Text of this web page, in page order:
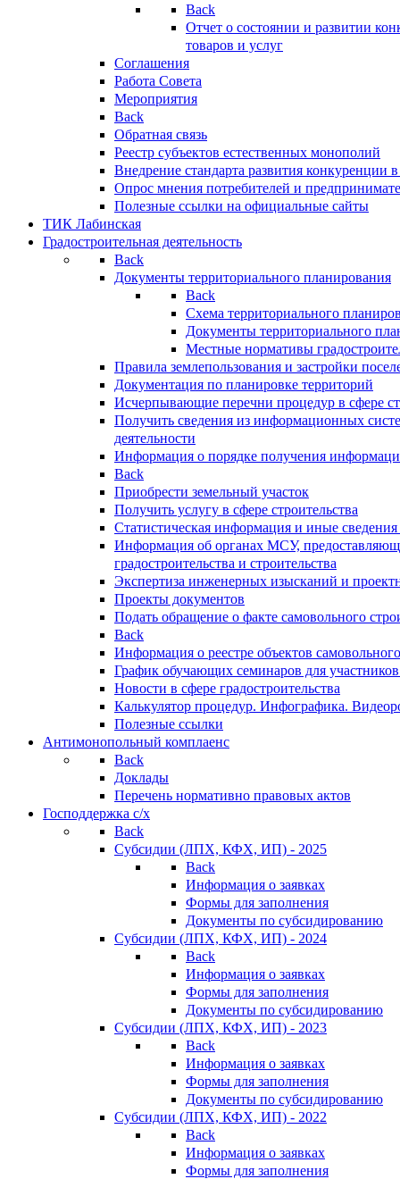
Back
Отчет о состоянии и развитии
товаров и услуг
Соглашения
Работа Совета
Мероприятия
Back
Обратная связь
Реестр субъектов естественных монополий
Внедрение стандарта развития конкуренции
Опрос мнения потребителей и
Полезные ссылки на официальные сайты
ТИК Лабинская
Градостроительная деятельность
Back
Документы территориального планирования
Back
Схема территориального
Документы территориального
Местные нормативы
Правила землепользования и застройки
Документация по планировке территорий
Исчерпывающие перечни процедур в сфере
Получить сведения из информационных
деятельности
Информация о порядке получения
Back
Приобрести земельный участок
Получить услугу в сфере строительства
Статистическая информация и иные сведения
Информация об органах МСУ,
градостроительства и строительства
Экспертиза инженерных изысканий и
Проекты документов
Подать обращение о факте самовольного
Back
Информация о реестре объектов
График обучающих семинаров для участников
Новости в сфере градостроительства
Калькулятор процедур. Инфографика.
Полезные ссылки
Антимонопольный комплаенс
Back
Доклады
Перечень нормативно правовых актов
Господдержка с/х
Back
Субсидии (ЛПХ, КФХ, ИП) - 2025
Back
Информация о заявках
Формы для заполнения
Документы по субсидированию
Субсидии (ЛПХ, КФХ, ИП) - 2024
Back
Информация о заявках
Формы для заполнения
Документы по субсидированию
Субсидии (ЛПХ, КФХ, ИП) - 2023
Back
Информация о заявках
Формы для заполнения
Документы по субсидированию
Субсидии (ЛПХ, КФХ, ИП) - 2022
Back
Информация о заявках
Формы для заполнения